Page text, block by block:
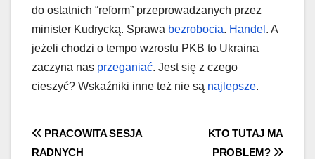
do ostatnich “reform” przeprowadzanych przez
minister Kudrycką. Sprawa bezrobocia. Handel . A
jeżeli chodzi o tempo wzrostu PKB to Ukraina
zaczyna nas przeganiać. Jest się z czego
cieszyć? Wskaźniki inne też nie są najlepsze.
Nawigacja
KTO TUTAJ MA
PROBLEM?
PRACOWITA SESJA
RADNYCH